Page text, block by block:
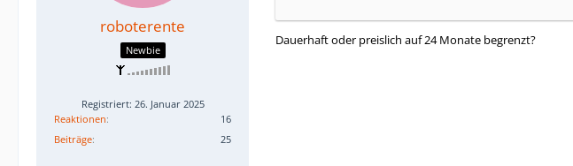
roboterente
Newbie
Registriert: 26. Januar 2025
Reaktionen
16
Beiträge
25
Dauerhaft oder preislich auf 24 Monate begrenzt?